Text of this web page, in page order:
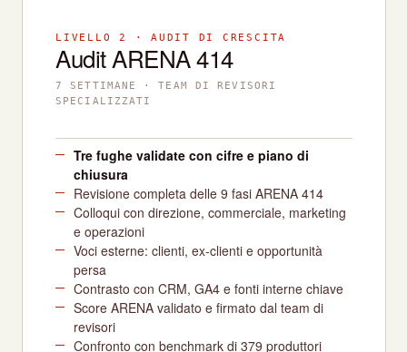
LIVELLO 2 · AUDIT DI CRESCITA
Audit ARENA 414
7 SETTIMANE · TEAM DI REVISORI
SPECIALIZZATI
Tre fughe validate con cifre e piano di
chiusura
Revisione completa delle 9 fasi ARENA 414
Colloqui con direzione, commerciale, marketing
e operazioni
Voci esterne: clienti, ex-clienti e opportunità
persa
Contrasto con CRM, GA4 e fonti interne chiave
Score ARENA validato e firmato dal team di
revisori
Confronto con benchmark di 379 produttori